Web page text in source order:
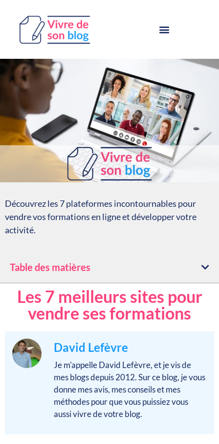
Découvrez les 7 plateformes incontournables pour
vendre vos formations en ligne et développer votre
activité.
Table des matières
Les 7 meilleurs sites pour
vendre ses formations
David Lefèvre
Je m'appelle David Lefèvre, et je vis de
mes blogs depuis 2012. Sur ce blog, je vous
donne mes avis, mes conseils et mes
méthodes pour que vous puissiez vous
aussi vivre de votre blog.